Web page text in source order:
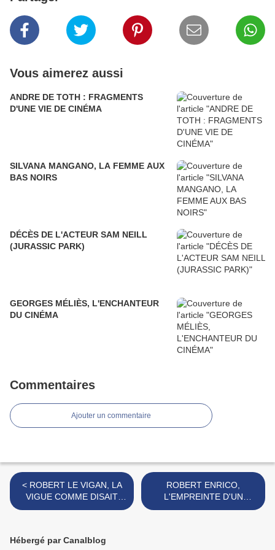
Vous aimerez aussi
ANDRE DE TOTH : FRAGMENTS
D'UNE VIE DE CINÉMA
SILVANA MANGANO, LA FEMME AUX
BAS NOIRS
DÉCÈS DE L'ACTEUR SAM NEILL
(JURASSIC PARK)
GEORGES MÉLIÈS, L'ENCHANTEUR
DU CINÉMA
Commentaires
Ajouter un commentaire
< ROBERT LE VIGAN, LA
VIGUE COMME DISAIT
CÉLINE
ROBERT ENRICO,
L'EMPREINTE D'UN
GÉANT >
Hébergé par Canalblog